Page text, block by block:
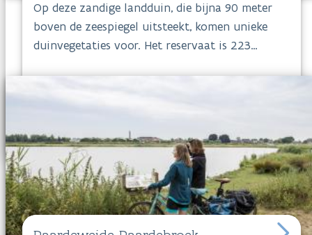
Volg boswachter Reinhart Cromphout
viaInstagram.
Op deze zandige landduin, die bijna 90 meter
boven de zeespiegel uitsteekt, komen unieke
duinvegetaties voor. Het reservaat is 223
heischrale graslanden. Met tientallen kilometer
fietser of ruiter topnatuur beleven. Bovendien
wordt er nog hard gewerkt in het gebied, zodat
er bij elk bezoek wel iets nieuws te beleven
valt.